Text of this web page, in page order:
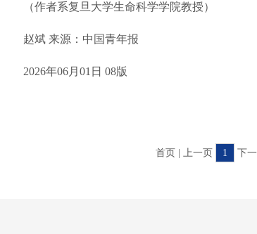
（作者系复旦大学生命科学学院教授）
赵斌 来源：中国青年报
2026年06月01日 08版
首页 | 上一页 1 下